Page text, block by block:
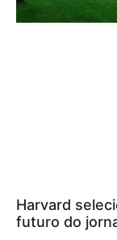
Harvard
futuro do